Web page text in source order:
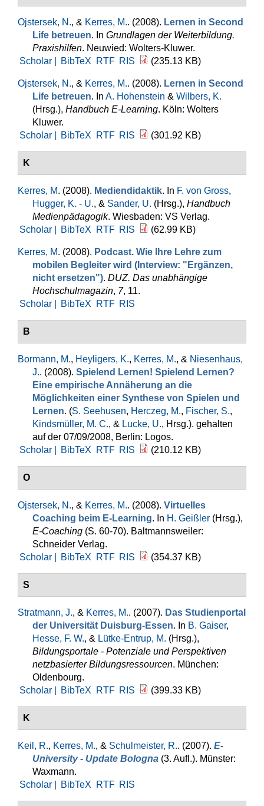
Ojstersek, N., & Kerres, M.. (2008). Lernen in Second
Life betreuen. In Grundlagen der Weiterbildung.
Praxishilfen. Neuwied: Wolters-Kluwer.
Scholar |
BibTeX RTF RIS (235.13 KB)
Ojstersek, N., & Kerres, M.. (2008). Lernen in Second
Life betreuen. In A. Hohenstein & Wilbers, K.
(Hrsg.), Handbuch E-Learning. Köln: Wolters
Kluwer.
Scholar |
BibTeX RTF RIS (301.92 KB)
K
Kerres, M. (2008). Mediendidaktik. In F. von Gross,
Hugger, K. - U., & Sander, U. (Hrsg.), Handbuch
Medienpädagogik. Wiesbaden: VS Verlag.
Scholar |
BibTeX RTF RIS (62.99 KB)
Kerres, M. (2008). Podcast. Wie Ihre Lehre zum
mobilen Begleiter wird (Interview: "Ergänzen,
nicht ersetzen"). DUZ. Das unabhängige
Hochschulmagazin, 7, 11.
Scholar |
BibTeX RTF RIS
B
Bormann, M., Heyligers, K., Kerres, M., & Niesenhaus,
J.. (2008). Spielend Lernen! Spielend Lernen?
Eine empirische Annäherung an die
Möglichkeiten einer Synthese von Spielen und
Lernen. (S. Seehusen, Herczeg, M., Fischer, S.,
Kindsmüller, M. C., & Lucke, U., Hrsg.). gehalten
auf der 07/09/2008, Berlin: Logos.
Scholar |
BibTeX RTF RIS (210.12 KB)
O
Ojstersek, N., & Kerres, M.. (2008). Virtuelles
Coaching beim E-Learning. In H. Geißler (Hrsg.),
E-Coaching (S. 60-70). Baltmannsweiler:
Schneider Verlag.
Scholar |
BibTeX RTF RIS (354.37 KB)
S
Stratmann, J., & Kerres, M.. (2007). Das Studienportal
der Universität Duisburg-Essen. In B. Gaiser,
Hesse, F. W., & Lütke-Entrup, M. (Hrsg.),
Bildungsportale - Potenziale und Perspektiven
netzbasierter Bildungsressourcen. München:
Oldenbourg.
Scholar |
BibTeX RTF RIS (399.33 KB)
K
Keil, R., Kerres, M., & Schulmeister, R.. (2007). E-
University - Update Bologna (3. Aufl.). Münster:
Waxmann.
Scholar |
BibTeX RTF RIS